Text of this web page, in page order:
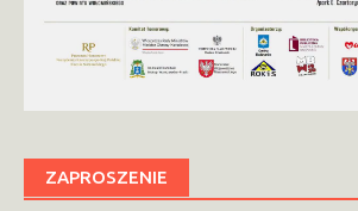
ZAPROSZENIE